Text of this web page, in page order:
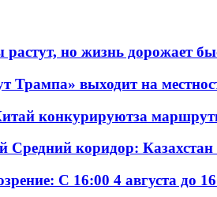
но жизнь дорожает
Трампа» выходит на
конкурируютза
Средний коридор:
С 16:00 4 августа до